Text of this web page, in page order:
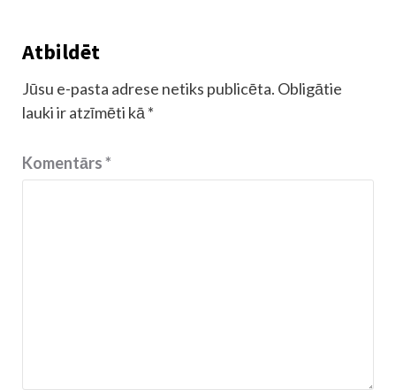
Atbildēt
Jūsu e-pasta adrese netiks publicēta. Obligātie
lauki ir atzīmēti kā *
Komentārs*